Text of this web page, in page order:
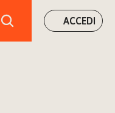
ACCEDI